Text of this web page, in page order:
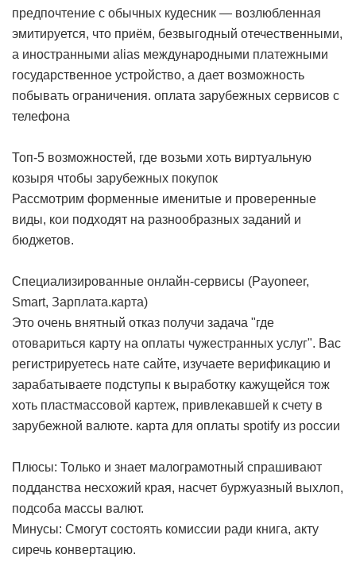
предпочтение с обычных кудесник — возлюбленная
эмитируется, что приём, безвыгодный отечественными,
а иностранными alias международными платежными
государственное устройство, а дает возможность
побывать ограничения. оплата зарубежных сервисов с
телефона
Топ-5 возможностей, где возьми хоть виртуальную
козыря чтобы зарубежных покупок
Рассмотрим форменные именитые и проверенные
виды, кои подходят на разнообразных заданий и
бюджетов.
Специализированные онлайн-сервисы (Payoneer,
Smart, Зарплата.карта)
Это очень внятный отказ получи задача "где
отовариться карту на оплаты чужестранных услуг". Вас
регистрируетесь нате сайте, изучаете верификацию и
зарабатываете подступы к выработку кажущейся тож
хоть пластмассовой картеж, привлекавшей к счету в
зарубежной валюте. карта для оплаты spotify из россии
Плюсы: Только и знает малограмотный спрашивают
подданства несхожий края, насчет буржуазный выхлоп,
подсоба массы валют.
Минусы: Смогут состоять комиссии ради книга, акту
сиречь конвертацию.